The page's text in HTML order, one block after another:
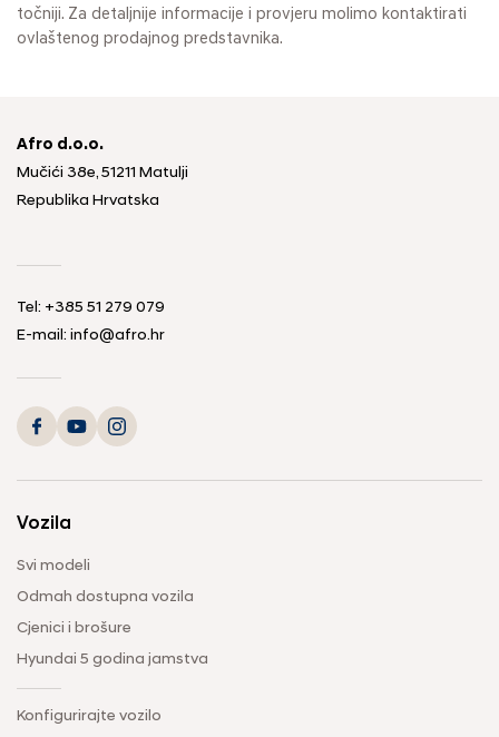
točniji. Za detaljnije informacije i provjeru molimo kontaktirati
ovlaštenog prodajnog predstavnika.
Afro d.o.o.
Mučići 38e, 51211 Matulji
Republika Hrvatska
Tel: +385 51 279 079
E-mail: info@afro.hr
Vozila
Svi modeli
Odmah dostupna vozila
Cjenici i brošure
Hyundai 5 godina jamstva
Konfigurirajte vozilo